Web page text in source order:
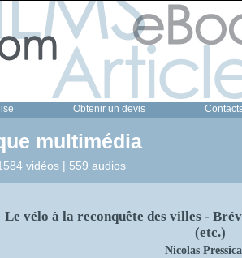
Obtenir un devis
multimédia
vidéos | 559 audios
Le vélo à la reconquête des villes -
(etc.)
Nicolas